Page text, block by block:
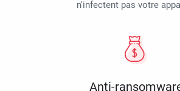
n'infectent pas votre
Anti-